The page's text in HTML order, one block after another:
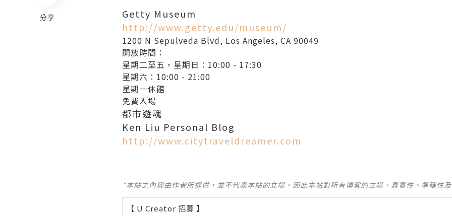
分享
Getty Museum
http://www.getty.edu/museum/
1200 N Sepulveda Blvd, Los Angeles, CA 90049
開放時間：
星期二至五，星期日：10:00 - 17:30
星期六：10:00 - 21:00
星期一休館
免費入場
都市遊魂
Ken Liu Personal Blog
http://www.citytraveldreamer.com
*本站之內容由作者所提供，並不代表本站的立場。因此本站對所有博客的立場、真實性、準確性
【 U Creator 招募 】